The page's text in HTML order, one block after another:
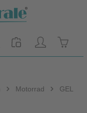
Motorrad GEL